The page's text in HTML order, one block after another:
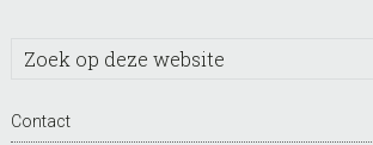
Zoek
website
Contact